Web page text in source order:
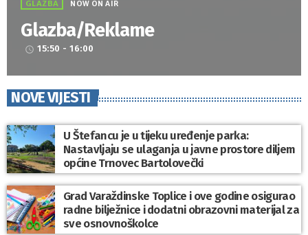
GLAZBA NOW ON AIR
Glazba/Reklame
access_time 15:50 - 16:00
NOVE VIJESTI
U Štefancu je u tijeku uređenje parka:
Nastavljaju se ulaganja u javne prostore diljem
općine Trnovec Bartolovečki
Grad Varaždinske Toplice i ove godine osigurao
radne bilježnice i dodatni obrazovni materijal za
sve osnovnoškolce